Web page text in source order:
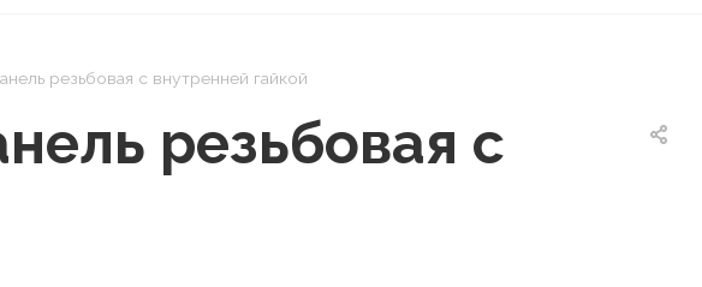
резьбовая с внутренней гайкой
резьбовая с